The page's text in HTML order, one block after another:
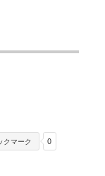
0
クマーク